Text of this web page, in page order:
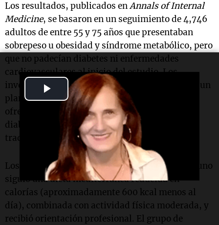
Play
Video
Los resultados, publicados enAnnals of Internal
Medicine, se basaron en un seguimiento de 4,746
adultos de entre 55 y 75 años que presentaban
sobrepeso u obesidad y síndrome metabólico, pero
que no padecían diabetes ni enfermedades
cardiovasculares al inicio del estudio. Los
investigadores observaron durante seis años si un
plan de vida mediterráneo más intensivo podía
ofrecer una protección más fuerte contra la
diabetes tipo 2 que la dieta mediterránea
tradicional.
Los participantes se dividieron en dos grupos: uno
siguió una dieta mediterránea reducida en
calorías (aproximadamente 600 kcal menos al
día), combinada con actividad física moderada, y
recibió orientación profesional. El grupo de